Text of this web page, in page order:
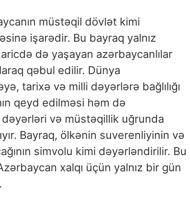
müstəqil dövlət kimi
işarədir. Bu bayraq yalnız
də yaşayan azərbaycanlılar
qəbul edilir. Dünya
tarixə və milli dəyərlərə bağlılığı
qeyd edilməsi həm də
və müstəqillik uğrunda
Bayraq, ölkənin suverenliyinin və
simvolu kimi dəyərləndirilir. Bu
xalqı üçün yalnız bir gün